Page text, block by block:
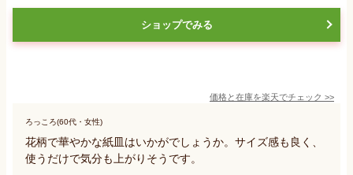
ショップでみる
価格と在庫を楽天でチェック >>
ろっころ(60代・女性)
花柄で華やかな紙皿はいかがでしょうか。サイズ感も良く、
使うだけで気分も上がりそうです。